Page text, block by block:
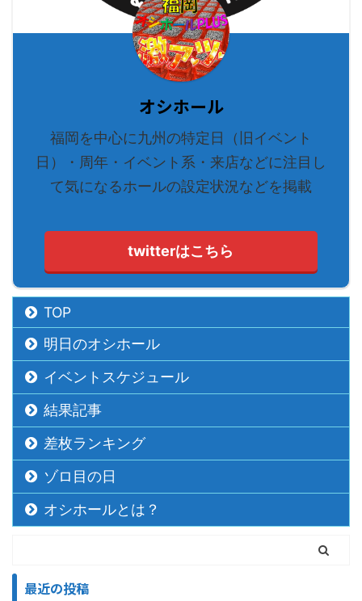
オシホール
福岡を中心に九州の特定日（旧イベント
日）・周年・イベント系・来店などに注目し
て気になるホールの設定状況などを掲載
twitterはこちら
TOP
明日のオシホール
イベントスケジュール
結果記事
差枚ランキング
ゾロ目の日
オシホールとは？
最近の投稿